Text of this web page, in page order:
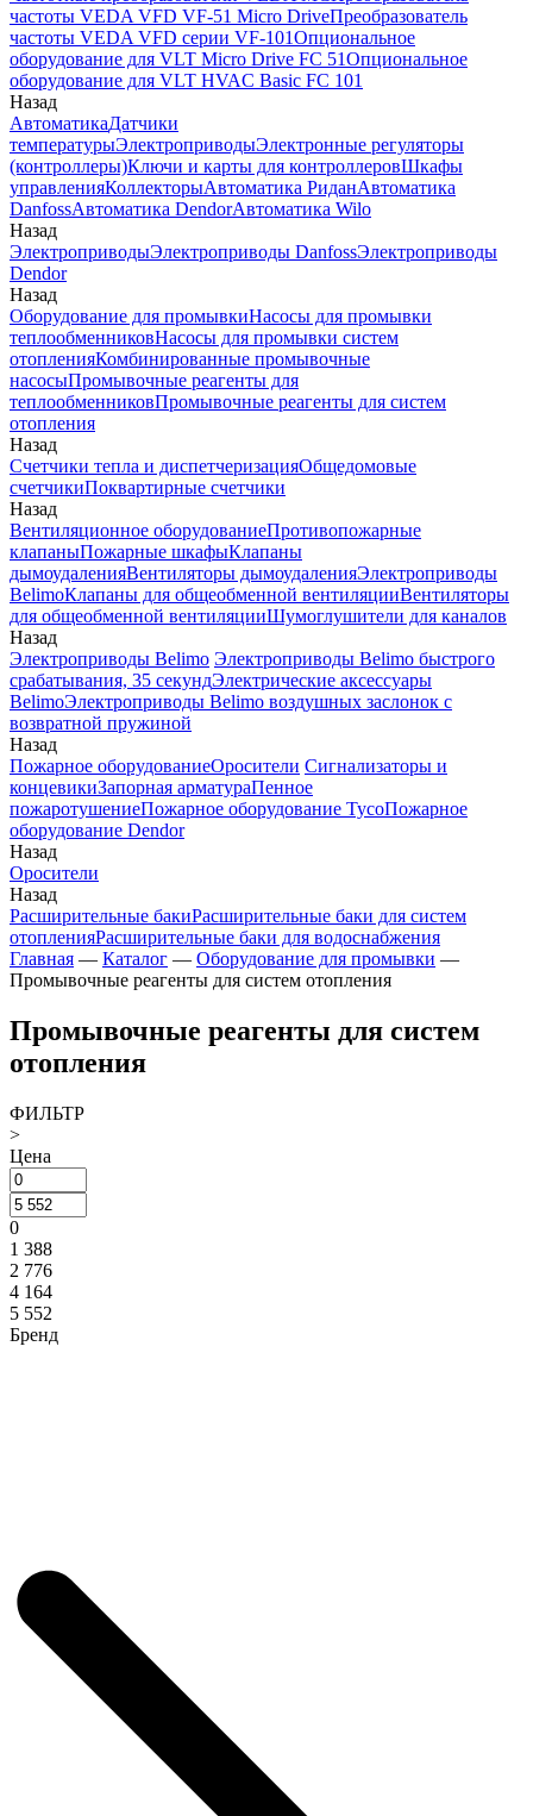
частоты VEDA VFD VF-51 Micro DriveПреобразователь
частоты VEDA VFD серии VF-101Опциональное
оборудование для VLT Micro Drive FC 51Опциональное
оборудование для VLT HVAC Basic FC 101
Назад
АвтоматикаДатчики
температурыЭлектроприводыЭлектронные регуляторы
(контроллеры)Ключи и карты для контроллеровШкафы
управленияКоллекторыАвтоматика РиданАвтоматика
DanfossАвтоматика DendorАвтоматика Wilo
Назад
ЭлектроприводыЭлектроприводы DanfossЭлектроприводы
Dendor
Назад
Оборудование для промывкиНасосы для промывки
теплообменниковНасосы для промывки систем
отопленияКомбинированные промывочные
насосыПромывочные реагенты для
теплообменниковПромывочные реагенты для систем
отопления
Назад
Счетчики тепла и диспетчеризацияОбщедомовые
счетчикиПоквартирные счетчики
Назад
Вентиляционное оборудованиеПротивопожарные
клапаныПожарные шкафыКлапаны
дымоудаленияВентиляторы дымоудаленияЭлектроприводы
BelimoКлапаны для общеобменной вентиляцииВентиляторы
для общеобменной вентиляцииШумоглушители для каналов
Назад
Электроприводы Belimo Электроприводы Belimo быстрого
срабатывания, 35 секундЭлектрические аксессуары
BelimoЭлектроприводы Belimo воздушных заслонок c
возвратной пружиной
Назад
Пожарное оборудованиеОросители Сигнализаторы и
концевикиЗапорная арматураПенное
пожаротушениеПожарное оборудование TycoПожарное
оборудование Dendor
Назад
Оросители
Назад
Расширительные бакиРасширительные баки для систем
отопленияРасширительные баки для водоснабжения
Главная — Каталог — Оборудование для промывки —
Промывочные реагенты для систем отопления
Промывочные реагенты для систем
отопления
ФИЛЬТР
>
Цена
0
1 388
2 776
4 164
5 552
Бренд